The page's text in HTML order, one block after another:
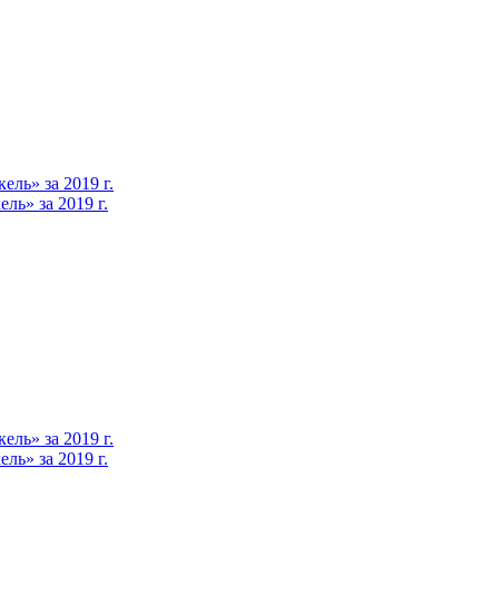
за 2019 г.
за 2019 г.
за 2019 г.
за 2019 г.